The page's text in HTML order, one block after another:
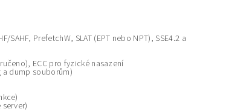
PrefetchW, SLAT (EPT nebo NPT), SSE4.2 a
ECC pro fyzické nasazení
a dump souborům)